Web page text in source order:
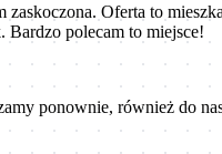
zaskoczona. Oferta to
Bardzo polecam to miejsce!
ponownie, również do